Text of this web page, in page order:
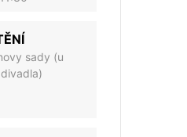
sady (u